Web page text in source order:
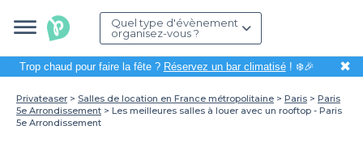
Quel type d'évènement
organisez-vous ?
Trop chaud pour faire la fête ? Réservez un bar climatisé! ❄️🎉 ✖
Privateaser Salles de location en France métropolitaine Paris
Paris
5e Arrondissement
Les meilleures salles à louer avec un rooftop - Paris
5e Arrondissement